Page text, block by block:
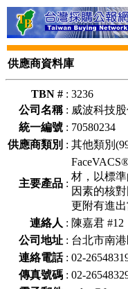
供應商資料庫
TBN # : 3236
公司名稱: 威波科技
統一編號 : 70580234
供應商類別 : 其他類別
主要產品 :
材，以標
因素的核
更附有進出
連絡人 : 陳嘉君 #12
公司地址 : 台北市南
連絡電話: 02-
傳真號碼 : 02-